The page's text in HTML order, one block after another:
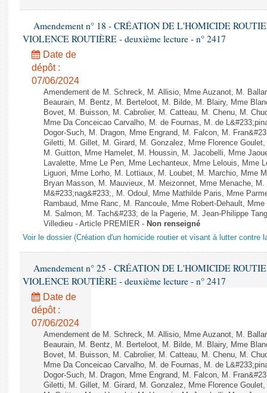
Amendement n° 18 - CRÉATION DE L'HOMICIDE
VIOLENCE ROUTIÈRE - deuxième lecture - n° 2417
Date de
dépôt :
07/06/2024
Amendement de M. Schreck, M. Allisio, Mme Auzanot, M.
Beaurain, M. Bentz, M. Berteloot, M. Bilde, M. Blairy, Mme
Bovet, M. Buisson, M. Cabrolier, M. Catteau, M. Chenu, M.
Mme Da Conceicao Carvalho, M. de Fournas, M. de
Dogor-Such, M. Dragon, Mme Engrand, M. Falcon, M.
Giletti, M. Gillet, M. Girard, M. Gonzalez, Mme Florence
M. Guitton, Mme Hamelet, M. Houssin, M. Jacobelli, Mme
Lavalette, Mme Le Pen, Mme Lechanteux, Mme Lelouis, Mme
Liguori, Mme Lorho, M. Lottiaux, M. Loubet, M. Marchio, Mme
Bryan Masson, M. Mauvieux, M. Meizonnet, Mme Menache,
M&#233;nag&#233;, M. Odoul, Mme Mathilde Paris, Mme
Rambaud, Mme Ranc, M. Rancoule, Mme Robert-Dehault,
M. Salmon, M. Tach&#233; de la Pagerie, M. Jean-Philippe
Villedieu - Article PREMIER - Non renseigné
Voir le dossier (Création d'un homicide routier et visant à lutter contre
Amendement n° 25 - CRÉATION DE L'HOMICIDE
VIOLENCE ROUTIÈRE - deuxième lecture - n° 2417
Date de
dépôt :
07/06/2024
Amendement de M. Schreck, M. Allisio, Mme Auzanot, M.
Beaurain, M. Bentz, M. Berteloot, M. Bilde, M. Blairy, Mme
Bovet, M. Buisson, M. Cabrolier, M. Catteau, M. Chenu, M.
Mme Da Conceicao Carvalho, M. de Fournas, M. de
Dogor-Such, M. Dragon, Mme Engrand, M. Falcon, M.
Giletti, M. Gillet, M. Girard, M. Gonzalez, Mme Florence